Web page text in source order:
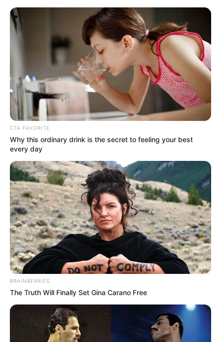
CTA FAVORITE
Why this ordinary drink is the secret to feeling your best
every day
BRAINBERRIES
The Truth Will Finally Set Gina Carano Free